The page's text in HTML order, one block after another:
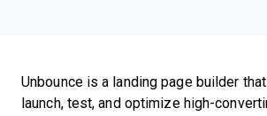
Unbounce is a landing page builder
launch, test, and optimize high-